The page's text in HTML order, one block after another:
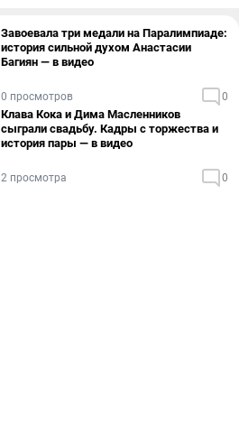
Завоевала три медали на Паралимпиаде:
история сильной духом Анастасии
Багиян — в видео
0 просмотров 0
Клава Кока и Дима Масленников
сыграли свадьбу. Кадры с торжества и
история пары — в видео
2 просмотра 0